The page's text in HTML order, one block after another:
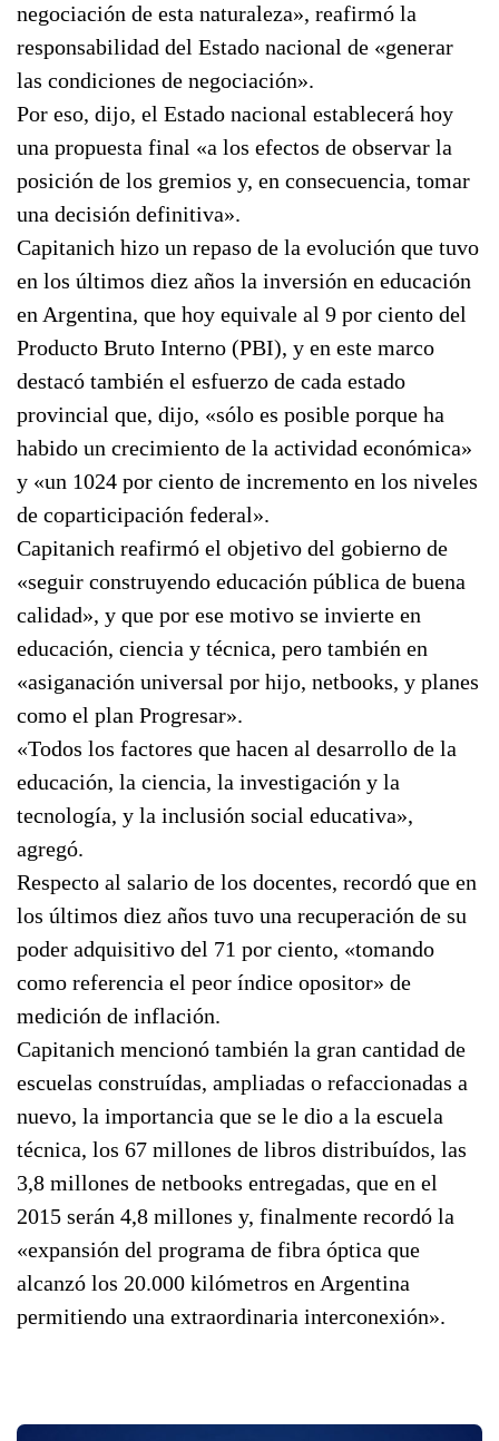
negociación de esta naturaleza», reafirmó la
responsabilidad del Estado nacional de «generar
las condiciones de negociación».
Por eso, dijo, el Estado nacional establecerá hoy
una propuesta final «a los efectos de observar la
posición de los gremios y, en consecuencia, tomar
una decisión definitiva».
Capitanich hizo un repaso de la evolución que tuvo
en los últimos diez años la inversión en educación
en Argentina, que hoy equivale al 9 por ciento del
Producto Bruto Interno (PBI), y en este marco
destacó también el esfuerzo de cada estado
provincial que, dijo, «sólo es posible porque ha
habido un crecimiento de la actividad económica»
y «un 1024 por ciento de incremento en los niveles
de coparticipación federal».
Capitanich reafirmó el objetivo del gobierno de
«seguir construyendo educación pública de buena
calidad», y que por ese motivo se invierte en
educación, ciencia y técnica, pero también en
«asiganación universal por hijo, netbooks, y planes
como el plan Progresar».
«Todos los factores que hacen al desarrollo de la
educación, la ciencia, la investigación y la
tecnología, y la inclusión social educativa»,
agregó.
Respecto al salario de los docentes, recordó que en
los últimos diez años tuvo una recuperación de su
poder adquisitivo del 71 por ciento, «tomando
como referencia el peor índice opositor» de
medición de inflación.
Capitanich mencionó también la gran cantidad de
escuelas construídas, ampliadas o refaccionadas a
nuevo, la importancia que se le dio a la escuela
técnica, los 67 millones de libros distribuídos, las
3,8 millones de netbooks entregadas, que en el
2015 serán 4,8 millones y, finalmente recordó la
«expansión del programa de fibra óptica que
alcanzó los 20.000 kilómetros en Argentina
permitiendo una extraordinaria interconexión».